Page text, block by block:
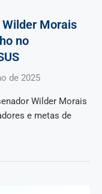
Morais
no
de 2025
Wilder Morais
e metas de